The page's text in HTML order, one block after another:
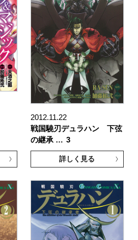
2012.11.22
戦国驍刃デュラハン 下弦
の継承 … 3
詳しく見る